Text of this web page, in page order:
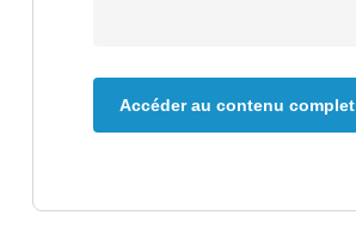
Accéder au contenu complet